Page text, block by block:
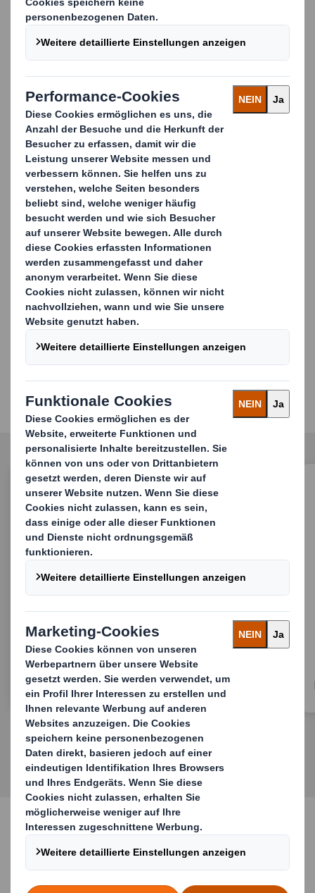
KONTAKTIEREN SIE UNS FÜR
WEITERE INFORMATIONEN
Unsere Lösungen für
Unterhaltungselektronik
Verpackungen & Displays und Point-of-Sale
ESD-sichere Verpackung
Unsere Lösungen für